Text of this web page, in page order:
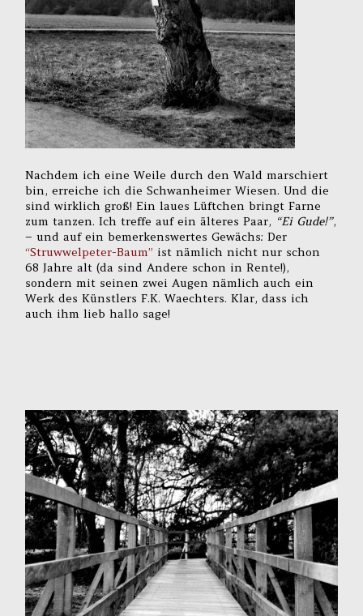
Nachdem ich eine Weile durch den Wald marschiert
bin, erreiche ich die Schwanheimer Wiesen. Und die
sind wirklich groß! Ein laues Lüftchen bringt Farne
zum tanzen. Ich treffe auf ein älteres Paar, “Ei Gude!”,
– und auf ein bemerkenswertes Gewächs: Der
“Struwwelpeter-Baum” ist nämlich nicht nur schon
68 Jahre alt (da sind Andere schon in Rente!),
sondern mit seinen zwei Augen nämlich auch ein
Werk des Künstlers F.K. Waechters. Klar, dass ich
auch ihm lieb hallo sage!